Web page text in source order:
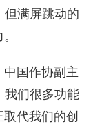
满屏跳动的
国作协副主
我们很多功能
代我们的创